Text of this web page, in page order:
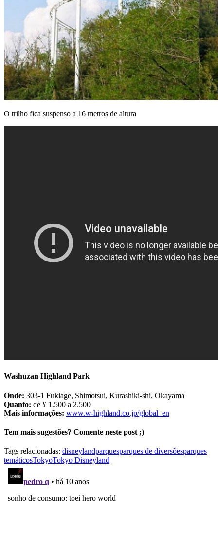
O trilho fica suspenso a 16 metros de altura
Washuzan Highland Park
Onde: 303-1 Fukiage, Shimotsui, Kurashiki-shi, Okayama
Quanto: de ¥ 1.500 a 2.500
Mais informações: www.w-highland.co.jp/global_en
Tem mais sugestões? Comente neste post ;)
Tags relacionadas: disneylandparquesparques de diversõesparques
temáticosTokyoTokyo Disneyland